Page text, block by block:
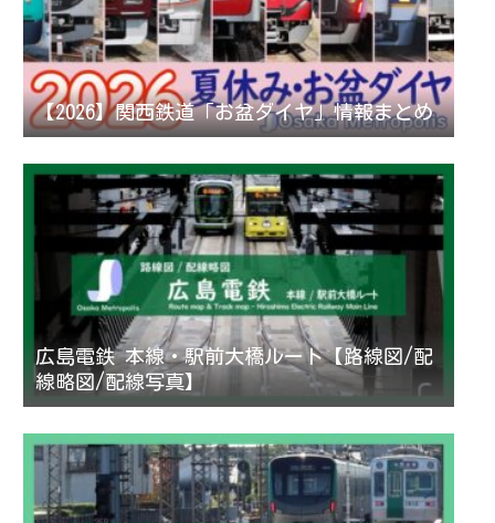
【2026】関西鉄道「お盆ダイヤ」情報まとめ
広島電鉄 本線・駅前大橋ルート【路線図/配
線略図/配線写真】